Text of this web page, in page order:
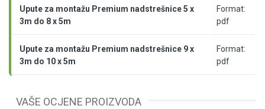
Upute za montažu Premium nadstrešnice 5 x
3m do 8 x 5m
Format:
pdf
Upute za montažu Premium nadstrešnice 9 x
3m do 10 x 5m
Format:
pdf
VAŠE OCJENE PROIZVODA